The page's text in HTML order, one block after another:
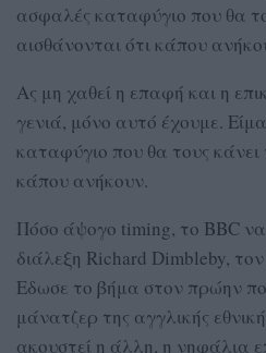
ασφαλές καταφύγιο που θα
αισθάνονται ότι κάπου
Ας μη χαθεί η επαφή και η
γενιά, μόνο αυτό έχουμε.
καταφύγιο που θα τους κάνει
κάπου ανήκουν.
Πόσο άψογο timing, το BBC να
διάλεξη Richard Dimbleby,
Εδωσε το βήμα στον πρώην
μάνατζερ της αγγλικής
ακουστεί η άλλη, η νηφάλια